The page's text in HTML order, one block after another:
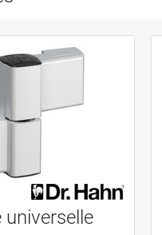
universelle